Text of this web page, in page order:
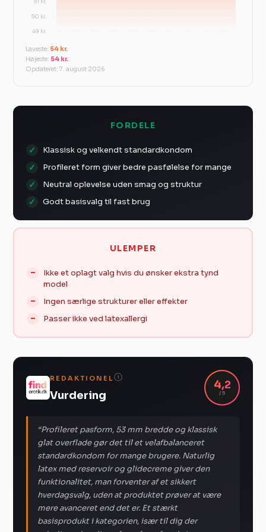
50 kr.
49 kr.
Laveste: 54 kr.
Højeste: 54 kr.
Opdateret: 7. august 2026
FORDELE
Klassisk og velkendt standardkondom
Profileret form giver bedre pasfølelse for mange
Neutral oplevelse uden smag og struktur
Godt basisvalg til fast brug
ULEMPER
Ikke et oplagt valg hvis du ønsker ekstra tynd
model
Ingen særlige strukturer eller effekter
Passer ikke ved latexallergi
REDAKTIONEL i
Vurdering
4,2
/ 5
“Profileret pasform, 53 mm bredde og klassisk
glat overflade gør det til et velafbalanceret
standardkondom for mange brugere. Naturlig
latex med reservoir og glidecreme giver den
funktionalitet, man forventer af et sikkert
hverdagsvalg, uden at produktet prøver at være
mere avanceret end det er. Et stærkt
basisprodukt i kategorien, især til dig der